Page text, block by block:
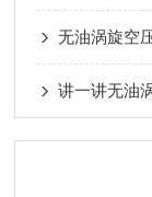
无油涡旋空
讲一讲无油